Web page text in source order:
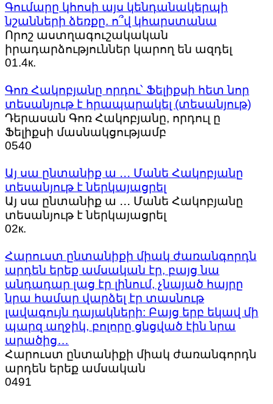
Գումարը կհոսի այս կենդանակերպի
նշանների ձեռքը. ո՞վ կհարստանա
Որոշ աստղագուշակական
իրադարձություններ կարող են ազդել
01.4к.
Գոռ Հակոբյանը որդու՝ Ֆելիքսի հետ նոր
տեսանյութ է հրապարակել (տեսանյութ)
Դերասան Գոռ Հակոբյանը, որդուլ ը
Ֆելիքսի մասնակցությամբ
0540
Այ սա ընտանիք ա ․․․ Մանե Հակոբյանը
տեսանյութ է ներկայացրել
Այ սա ընտանիք ա ․․․ Մանե Հակոբյանը
տեսանյութ է ներկայացրել
02к.
Հարուստ ընտանիքի միակ ժառանգորդն
արդեն երեք ամսական էր, բայց նա
անդադար լաց էր լինում, չնայած հայրը
նրա համար վարձել էր տասնութ
լավագույն դայակների: Բայց երբ եկավ մի
պարզ աղջիկ, բոլորը ցնցված էին նրա
արածից…
Հարուստ ընտանիքի միակ ժառանգորդն
արդեն երեք ամսական
0491